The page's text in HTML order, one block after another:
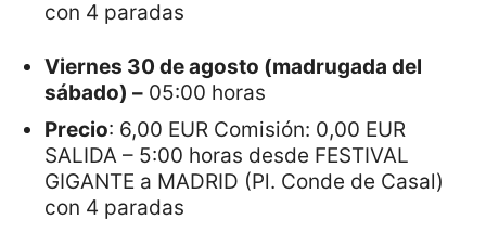
con 4 paradas
Viernes 30 de agosto (madrugada del
sábado) – 05:00 horas
Precio: 6,00 EUR Comisión: 0,00 EUR
SALIDA – 5:00 horas desde FESTIVAL
GIGANTE a MADRID (Pl. Conde de Casal)
con 4 paradas